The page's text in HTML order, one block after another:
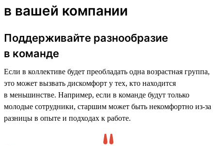
в вашей компании
Поддерживайте разнообразие
в команде
Если в коллективе будет преобладать одна возрастная группа,
это может вызвать дискомфорт у тех, кто находится
в меньшинстве. Например, если в команде будут только
молодые сотрудники, старшим может быть некомфортно из-за
разницы в опыте и подходах к работе.